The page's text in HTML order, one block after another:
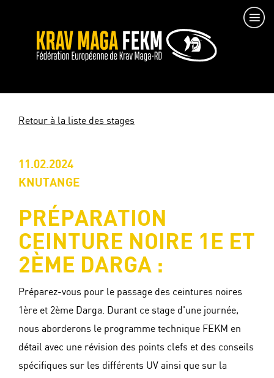
Retour à la liste des stages
11.02.2024
KNUTANGE
PRÉPARATION
CEINTURE NOIRE 1E ET
2ÈME DARGA :
Préparez-vous pour le passage des ceintures noires
1ère et 2ème Darga. Durant ce stage d'une journée,
nous aborderons le programme technique FEKM en
détail avec une révision des points clefs et des conseils
spécifiques sur les différents UV ainsi que sur la